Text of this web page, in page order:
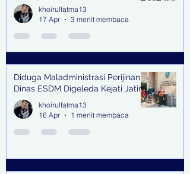
Kejari Surabaya
khoirulfatma13
17 Apr
3 menit membaca
Diduga Maladministrasi Perijinan,
Dinas ESDM Digeleda Kejati Jatim
khoirulfatma13
16 Apr
1 menit membaca